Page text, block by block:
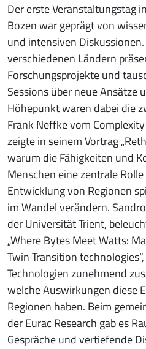
Der erste Veranstaltungstag
Bozen war geprägt von
und intensiven
verschiedenen Ländern
Forschungsprojekte und
Sessions über neue Ansätze
Höhepunkt waren dabei die
Frank Neffke vom
zeigte in seinem Vortrag
warum die Fähigkeiten und
Menschen eine zentrale
Entwicklung von Regionen
im Wandel verändern.
der Universität Trient,
„Where Bytes Meet Watts:
Twin Transition
Technologien zunehmend
welche Auswirkungen diese
Regionen haben. Beim
der Eurac Research gab es
Gespräche und vertiefende